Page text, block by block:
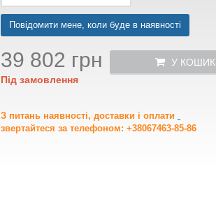
Повідомити мене, коли буде в наявності
39 802 грн
Під замовлення
У КОШИК
З питань наявності, доставки і оплати
звертайтеся за телефоном: +38067463-85-86